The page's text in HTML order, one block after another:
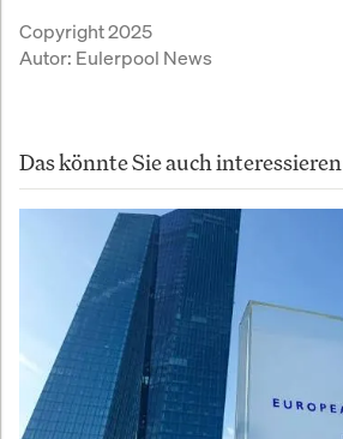
Copyright 2025
Autor: Eulerpool News
Das könnte Sie auch interessieren